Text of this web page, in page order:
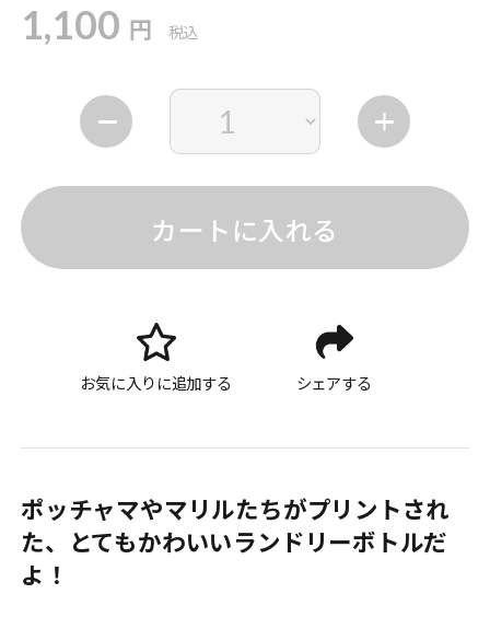
1,100 円 税込
カートに入れる
お気に入りに追加する シェアする
ポッチャマやマリルたちがプリントされ
た、とてもかわいいランドリーボトルだ
よ！